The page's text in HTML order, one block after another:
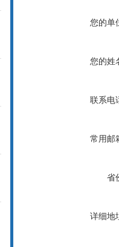
您的单
您的姓
联系电
常用邮
省
详细地